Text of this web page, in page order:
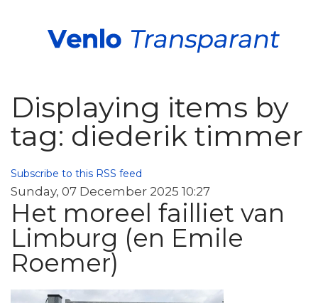
Displaying items by
tag: diederik timmer
Subscribe to this RSS feed
Sunday, 07 December 2025 10:27
Het moreel failliet van
Limburg (en Emile
Roemer)